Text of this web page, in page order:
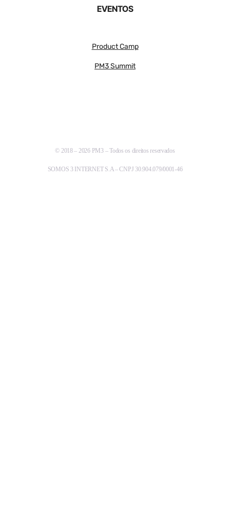
EVENTOS
Product Camp
PM3 Summit
© 2018 – 2026 PM3 – Todos os direitos reservados
SOMOS 3 INTERNET S.A – CNPJ 30.904.079/0001-46